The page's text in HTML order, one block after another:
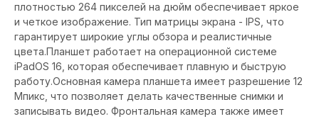
плотностью 264 пикселей на дюйм обеспечивает яркое
и четкое изображение. Тип матрицы экрана - IPS, что
гарантирует широкие углы обзора и реалистичные
цвета.Планшет работает на операционной системе
iPadOS 16, которая обеспечивает плавную и быструю
работу.Основная камера планшета имеет разрешение 12
Мпикс, что позволяет делать качественные снимки и
записывать видео. Фронтальная камера также имеет